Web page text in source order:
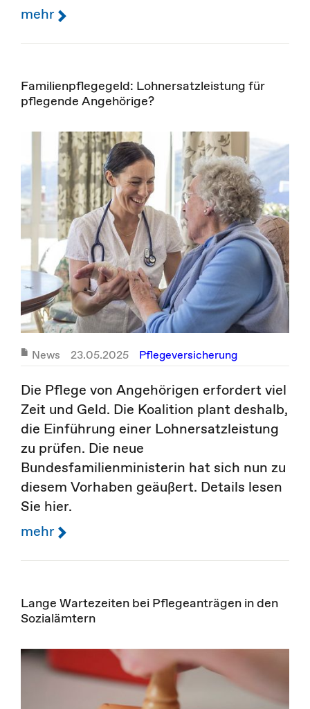
mehr
Familienpflegegeld: Lohnersatzleistung für
pflegende Angehörige?
News 23.05.2025 Pflegeversicherung
Die Pflege von Angehörigen erfordert viel
Zeit und Geld. Die Koalition plant deshalb,
die Einführung einer Lohnersatzleistung
zu prüfen. Die neue
Bundesfamilienministerin hat sich nun zu
diesem Vorhaben geäußert. Details lesen
Sie hier.
mehr
Lange Wartezeiten bei Pflegeanträgen in den
Sozialämtern